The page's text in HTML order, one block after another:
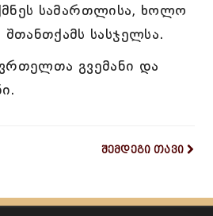
სამართლისა, ხოლო
სასჯელსა.
გვემანი და
შემდეგი თავი